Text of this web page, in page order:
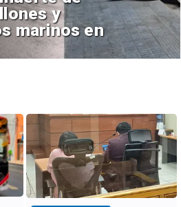
y
marinos en